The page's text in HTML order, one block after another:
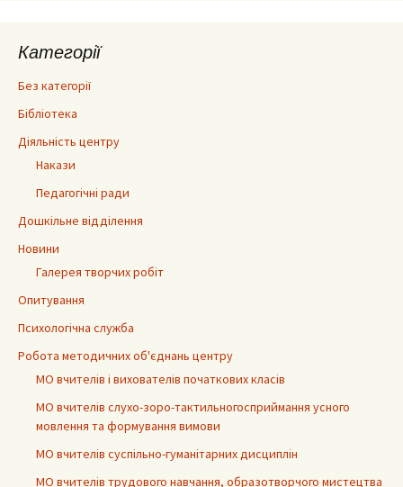
Категорії
Без категорії
Бібліотека
Діяльність центру
Накази
Педагогічні ради
Дошкільне відділення
Новини
Галерея творчих робіт
Опитування
Психологічна служба
Робота методичних об'єднань центру
МО вчителів і вихователів початкових класів
МО вчителів слухо-зоро-тактильногосприймання усного
мовлення та формування вимови
МО вчителів суспільно-гуманітарних дисциплін
МО вчителів трудового навчання, образотворчого мистецтва